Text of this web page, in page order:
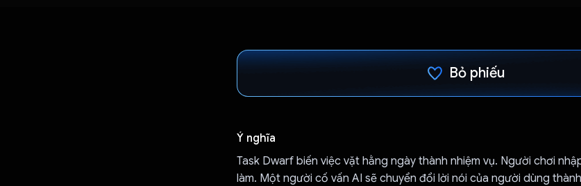
Bỏ phiếu
Ý nghĩa
Task Dwarf biến việc vặt hằng ngày thành nhiệm vụ. Người chơi
làm. Một người cố vấn AI sẽ chuyển đổi lời nói của người dùng